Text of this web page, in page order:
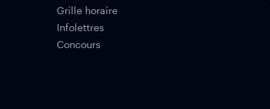
Grille horaire
Infolettres
Concours